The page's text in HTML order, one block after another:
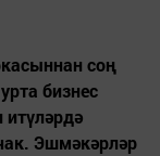
соң
бизнес
итүләрдә
Эшмәкәрләр